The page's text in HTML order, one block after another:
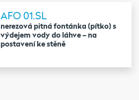
AFO 01.SL
nerezová pitná fontánka (pítko) s
výdejem vody do láhve – na
postavení ke stěně